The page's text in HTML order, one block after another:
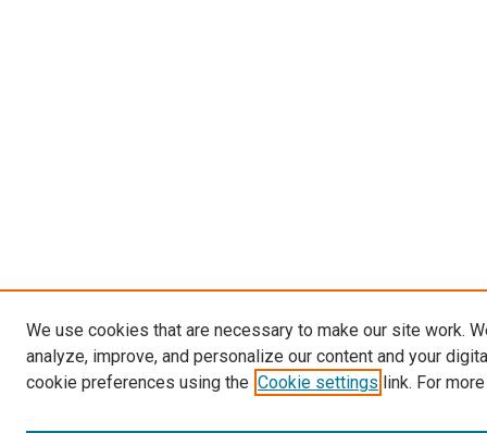
We use cookies that are necessary to make our site work.
analyze, improve, and personalize our content and your
cookie preferences using the Cookie settings link. For